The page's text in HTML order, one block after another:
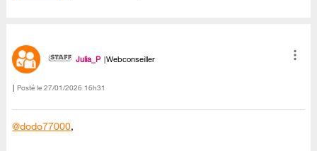
Julia_P Webconseiller
Posté le ‎27/01/2026 16h31
@dodo77000,